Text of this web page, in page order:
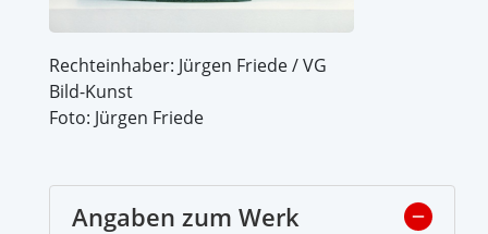
Rechteinhaber: Jürgen Friede / VG
Bild-Kunst
Foto: Jürgen Friede
Angaben zum Werk